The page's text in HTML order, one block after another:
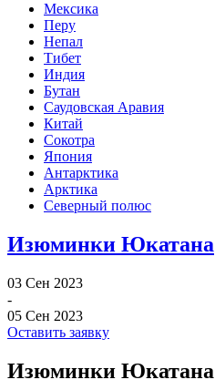
Мексика
Перу
Непал
Тибет
Индия
Бутан
Саудовская Аравия
Китай
Сокотра
Япония
Антарктика
Арктика
Северный полюс
Изюминки Юкатана
03 Сен 2023
-
05 Сен 2023
Оставить заявку
Изюминки Юкатана